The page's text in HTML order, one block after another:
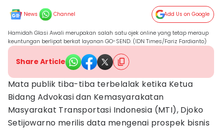
News Channel Add Us on Google
Hamidah Glasi Awali merupakan salah satu ojek online yang tetap meraup
keuntungan berlipat berkat layanan GO-SEND. (IDN Times/Fariz Fardianto)
Share Article
Mata publik tiba-tiba terbelalak ketika Ketua
Bidang Advokasi dan Kemasyarakatan
Masyarakat Transportasi Indonesia (MTI), Djoko
Setijowarno merilis data mengenai prospek bisnis